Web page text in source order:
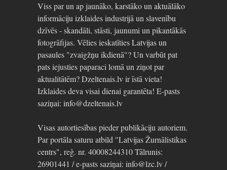
Viss par un ap jaunāko, karstāko un aktuālāko
informāciju izklaides industrijā un slavenību
dzīvēs - skandāli, stāsti, jaunumi un pikantākās
fotogrāfijas. Vēlies ieskatīties Latvijas un
pasaules "zvaigžņu ikdienā"? Un varbūt pat
pats iejusties paparaci lomā un ziņot par
aktualitātēm? Dzeltenais.lv ir īstā vieta!
Izklaides deva visai dienai garantēta! E-pasts
saziņai: info@dzeltenais.lv
Visas autortiesības pieder publikāciju autoriem.
Par portāla saturu atbild "Latvijas Žurnālistikas
centrs", reģ. nr. 40008244310 Tālrunis:
26901441 / e-pasts saziņai: info@lzc.lv /